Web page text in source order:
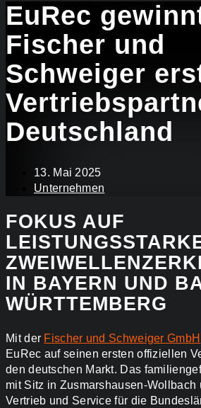
EuRec
Fischer und
Schweiger
Deutschland
13. Mai 2025
Unternehmen
FOKUS AUF
IN BAYERN UND
WÜRTTEMBERG
Mit der Fischer und Schweiger GmbH
EuRec auf seinen ersten offiziellen
den deutschen Markt. Das
mit Sitz in Zusmarshausen-Wollbach
Vertrieb und Service für die